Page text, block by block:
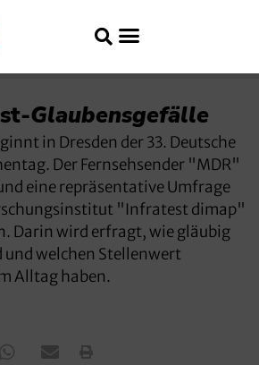
Glaubensgefälle
in Dresden der 33. Deutsche
Der Fernsehsender "MDR"
eine repräsentative Umfrage
"Infratest dimap"
Darin wird erfragt, wie gläubig
und welchen Stellenwert
Alltag haben.